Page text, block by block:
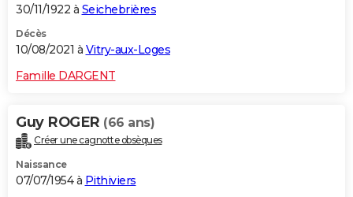
30/11/1922 à Seichebrières
Décès
10/08/2021 à Vitry-aux-Loges
Famille DARGENT
Guy ROGER (66 ans)
Créer une cagnotte obsèques
Naissance
07/07/1954 à Pithiviers